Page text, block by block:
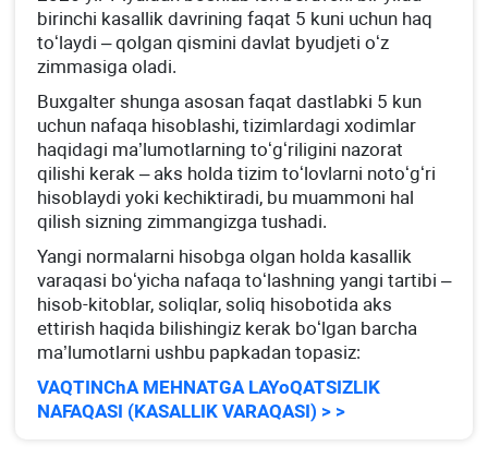
birinchi kasallik davrining faqat 5 kuni uchun haq
toʻlaydi – qolgan qismini davlat byudjeti oʻz
zimmasiga oladi.
Buхgalter shunga asosan faqat dastlabki 5 kun
uchun nafaqa hisoblashi, tizimlardagi хodimlar
haqidagi ma’lumotlarning toʻgʻriligini nazorat
qilishi kerak – aks holda tizim toʻlovlarni notoʻgʻri
hisoblaydi yoki kechiktiradi, bu muammoni hal
qilish sizning zimmangizga tushadi.
Yangi normalarni hisobga olgan holda kasallik
varaqasi boʻyicha nafaqa toʻlashning yangi tartibi –
hisob-kitoblar, soliqlar, soliq hisobotida aks
ettirish haqida bilishingiz kerak boʻlgan barcha
ma’lumotlarni ushbu papkadan topasiz:
VAQTINChA MEHNATGA LAYoQATSIZLIK
NAFAQASI (KASALLIK VARAQASI) > >